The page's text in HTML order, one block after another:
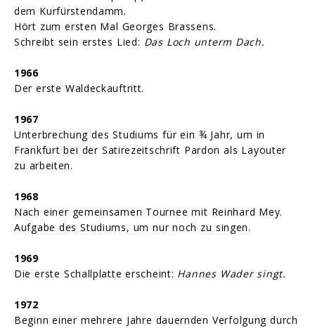
dem Kurfürstendamm.
Hört zum ersten Mal Georges Brassens.
Schreibt sein erstes Lied: Das Loch unterm Dach.
1966
Der erste Waldeckauftritt.
1967
Unterbrechung des Studiums für ein ¾ Jahr, um in
Frankfurt bei der Satirezeitschrift Pardon als Layouter
zu arbeiten.
1968
Nach einer gemeinsamen Tournee mit Reinhard Mey.
Aufgabe des Studiums, um nur noch zu singen.
1969
Die erste Schallplatte erscheint: Hannes Wader singt.
1972
Beginn einer mehrere Jahre dauernden Verfolgung durch